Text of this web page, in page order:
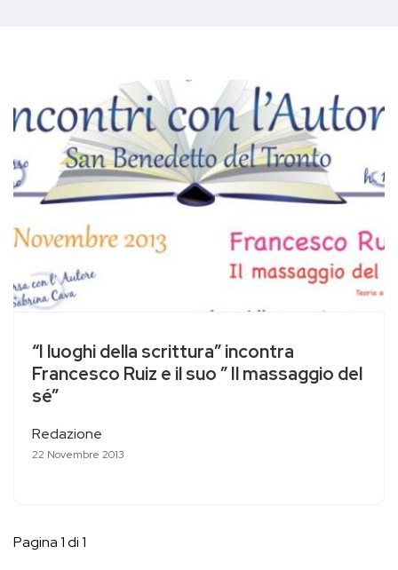
“I luoghi della scrittura” incontra
Francesco Ruiz e il suo ” Il massaggio del
sé”
Redazione
22 Novembre 2013
Pagina 1 di 1